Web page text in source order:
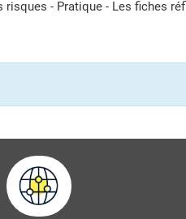
risques - Pratique - Les fiches